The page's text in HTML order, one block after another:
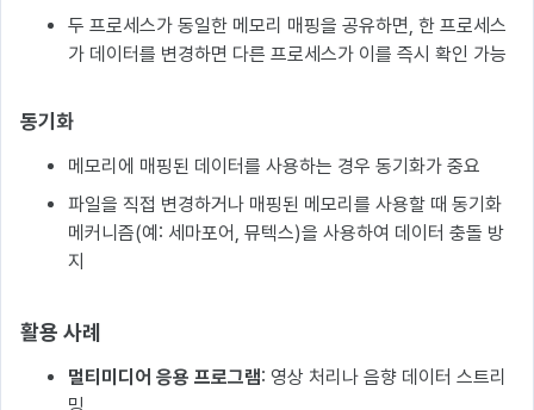
두 프로세스가 동일한 메모리 매핑을 공유하면, 한 프로세스
가 데이터를 변경하면 다른 프로세스가 이를 즉시 확인 가능
동기화
메모리에 매핑된 데이터를 사용하는 경우 동기화가 중요
파일을 직접 변경하거나 매핑된 메모리를 사용할 때 동기화
메커니즘(예: 세마포어, 뮤텍스)을 사용하여 데이터 충돌 방
지
활용 사례
멀티미디어 응용 프로그램: 영상 처리나 음향 데이터 스트리